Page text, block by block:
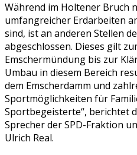
Während im Holtener Bruch
umfangreicher Erdarbeiten
sind, ist an anderen Stellen
abgeschlossen. Dieses gilt
Emschermündung bis zur
Umbau in diesem Bereich
dem Emscherdamm und
Sportmöglichkeiten für
Sportbegeisterte“, berichtet
Sprecher der SPD-Fraktion
Ulrich Real.